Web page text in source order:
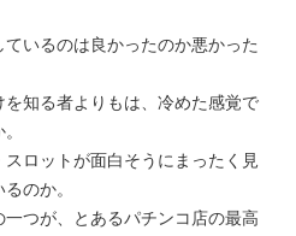
いるのは良かったのか悪かった
知る者よりもは、冷めた感覚で
ロットが面白そうにまったく見
のか。
つが、とあるパチンコ店の最高